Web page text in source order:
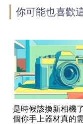
你可能也喜歡
是時候該換新相機
個你手上器材真的